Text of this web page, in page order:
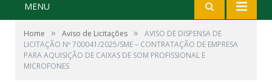
MENU
Home » Aviso de Licitações »
AVISO DE DISPENSA DE
LICITAÇÃO Nº 700041/2025/SME – CONTRATAÇÃO DE EMPRESA
PARA AQUISIÇÃO DE CAIXAS DE SOM PROFISSIONAL E
MICROFONES